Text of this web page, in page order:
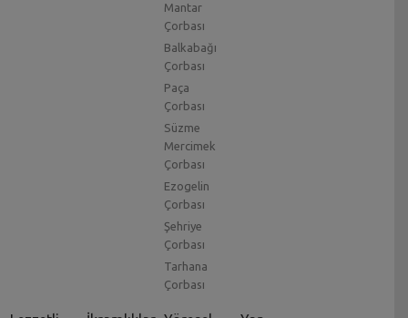
Mantar
Çorbası
Balkabağı
Çorbası
Paça
Çorbası
Süzme
Mercimek
Çorbası
Ezogelin
Çorbası
Şehriye
Çorbası
Tarhana
Çorbası